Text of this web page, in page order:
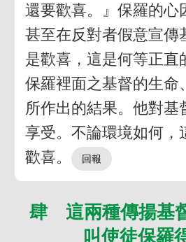
還要歡喜。』保羅的心
甚至在反對者假意宣傳
是歡喜，這是何等正直
保羅裡面之基督的生命
所作出的結果。他對基
享受。不論環境如何，
歡喜。
肆 這兩種傳揚基
叫使徒保羅